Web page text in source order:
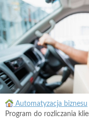
Automatyzacja biznesu
Program do rozliczania